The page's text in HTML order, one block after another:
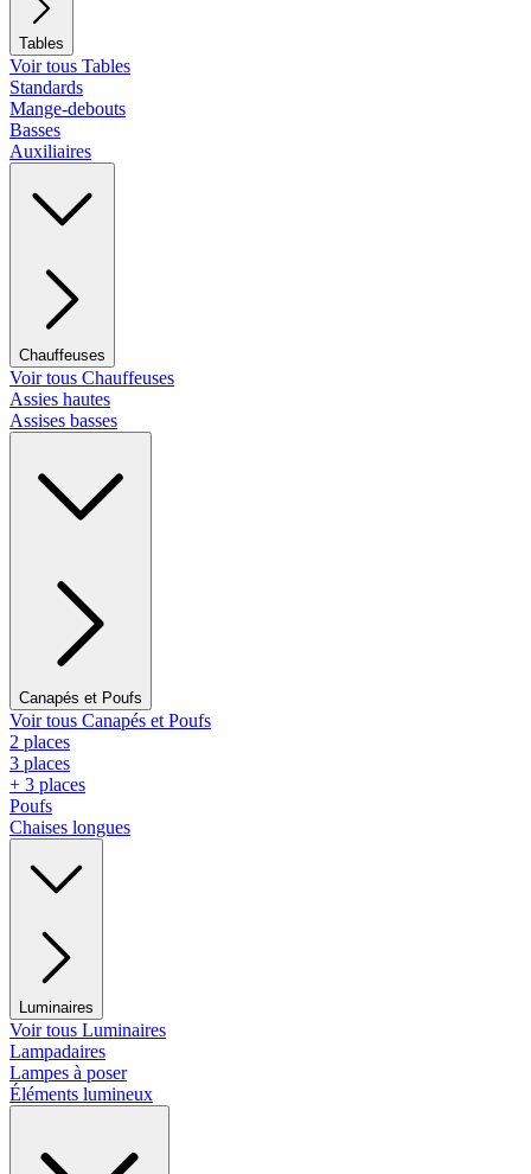
Tables
Voir tous Tables
Standards
Mange-debouts
Basses
Auxiliaires
Chauffeuses
Voir tous Chauffeuses
Assies hautes
Assises basses
Canapés et Poufs
Voir tous Canapés et Poufs
2 places
3 places
+ 3 places
Poufs
Chaises longues
Luminaires
Voir tous Luminaires
Lampadaires
Lampes à poser
Éléments lumineux